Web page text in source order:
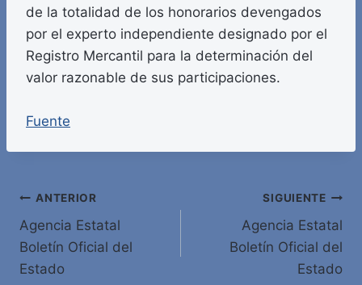
de la totalidad de los honorarios devengados
por el experto independiente designado por el
Registro Mercantil para la determinación del
valor razonable de sus participaciones.
Fuente
Navegación
de
entradas
ANTERIOR
Agencia Estatal
Boletín Oficial del
Estado
SIGUIENTE
Agencia Estatal
Boletín Oficial del
Estado